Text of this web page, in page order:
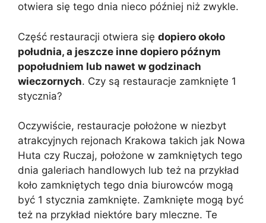
otwiera się tego dnia nieco później niż zwykle.
Część restauracji otwiera się dopiero około
południa, a jeszcze inne dopiero późnym
popołudniem lub nawet w godzinach
wieczornych. Czy są restauracje zamknięte 1
stycznia?
Oczywiście, restauracje położone w niezbyt
atrakcyjnych rejonach Krakowa takich jak Nowa
Huta czy Ruczaj, położone w zamkniętych tego
dnia galeriach handlowych lub też na przykład
koło zamkniętych tego dnia biurowców mogą
być 1 stycznia zamknięte. Zamknięte mogą być
też na przykład niektóre bary mleczne. Te